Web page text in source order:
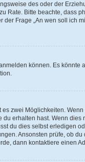
des oder der
Rate. Bitte beachte, dass
Frage „An wen soll ich
können. Es könnte
zwei Möglichkeiten. Wenn
erhalten hast. Wenn dies
du dies selbst erledigen
Ansonsten prüfe, ob
dann kontaktiere einen